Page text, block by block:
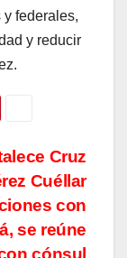
federales,
y reducir
Cruz
Cuéllar
con
se reúne
cónsul